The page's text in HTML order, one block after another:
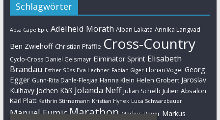
Schlagwörter
Absa Cape Epic Adelheid Morath Alban Lakata Annika Langvad
Ben Zwiehoff Christian Pfäffle Cross-Country
Cyclo-Cross Daniel Geismayr Eliminator Sprint Elisabeth
Brandau Esther Süss Eva Lechner Fabian Giger Florian Vogel Georg
Egger Gunn-Rita Dahle-Flesjaa Hanna Klein Helen Grobert Jaroslav
Kulhavy Jochen Käß Jolanda Neff Julian Schelb Julien Absalon
Karl Platt Kathrin Stirnemann Kristian Hynek Luca Schwarzbauer
Manuel FumicMarathon Markus Bauer Markus